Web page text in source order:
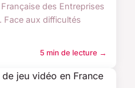
des Entreprises
Face aux difficultés
5 min de lecture →